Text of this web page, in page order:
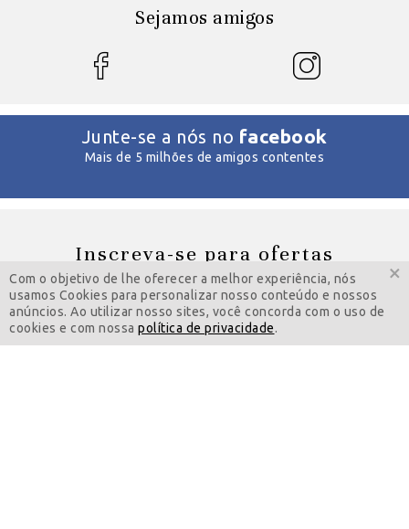
Sejamos amigos
Junte-se a nós no facebook
Mais de 5 milhões de amigos contentes
Inscreva-se para ofertas
especiais
Com o objetivo de lhe oferecer a melhor experiência, nós
usamos Cookies para personalizar nosso conteúdo e nossos
anúncios. Ao utilizar nosso sites, você concorda com o uso de
cookies e com nossa política de privacidade.
×